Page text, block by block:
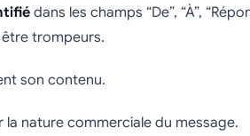
dans les champs “De”, “À”,
être trompeurs.
son contenu.
la nature commerciale du message.